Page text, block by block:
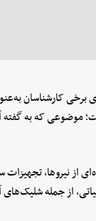
کارشناسان
که به گفته
نیروها، تجهیزات
از جمله